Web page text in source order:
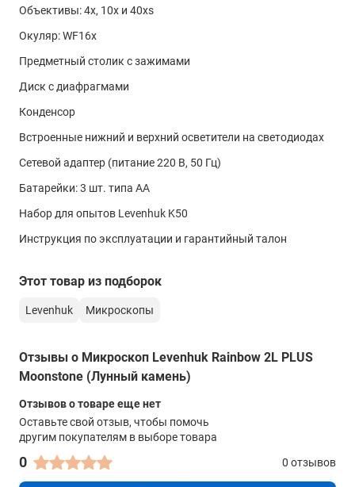
формы обратной связи или воспользовавшись чатом с
онлайн-консультантом.
23,2
WF16x
4х, 10х, 40хs (подпружиненный)
на 3 объектива
90x90, с зажимами
Диапазон перемещения предметного столика, мм
NA 0,65
Диафрагма
диск с диафрагмами (6 отверстий)
Фокусировка
Корпус
Объективы: 4х, 10х и 40хs
Окуляр: WF16x
Предметный столик с зажимами
Диск с диафрагмами
Конденсор
Встроенные нижний и верхний осветители на светодиодах
Сетевой адаптер (питание 220 В, 50 Гц)
Батарейки: 3 шт. типа АА
Набор для опытов Levenhuk K50
Инструкция по эксплуатации и гарантийный талон
Этот товар из подборок
Levenhuk Микроскопы
Отзывы о Микроскоп Levenhuk Rainbow 2L PLUS
Moonstone (Лунный камень)
Отзывов о товаре еще нет
Оставьте свой отзыв, чтобы помочь
другим покупателям в выборе товара
0 0 отзывов